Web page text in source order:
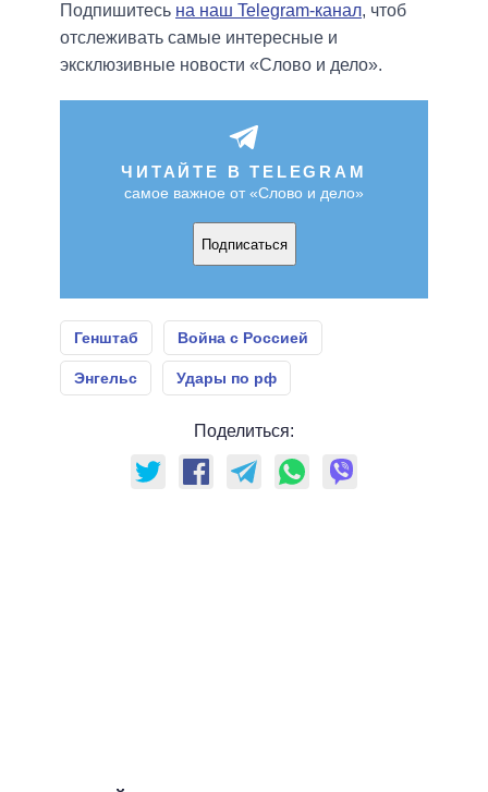
Подпишитесь на наш Telegram-канал, чтоб
отслеживать самые интересные и
эксклюзивные новости «Слово и дело».
ЧИТАЙТЕ В TELEGRAM
самое важное от «Слово и дело»
Подписаться
Генштаб Война с Россией
Энгельс Удары по рф
Поделиться: